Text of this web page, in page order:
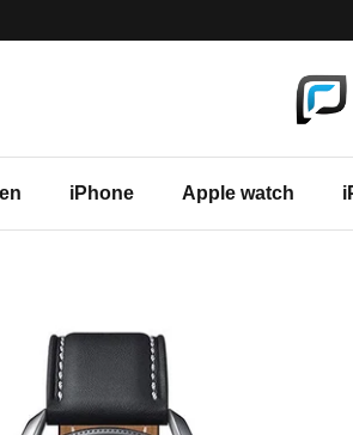
iPhone Apple watch